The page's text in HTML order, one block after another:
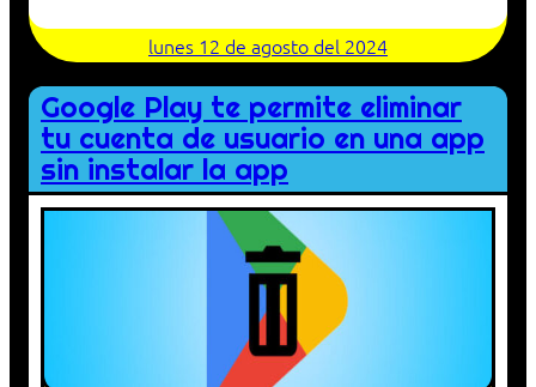
lunes 12 de agosto del 2024
Google Play te permite eliminar
tu cuenta de usuario en una app
sin instalar la app